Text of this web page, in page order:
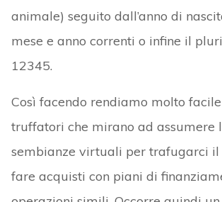
animale) seguito dall’anno di
mese e anno correnti o infine il
12345.
Così facendo rendiamo molto
truffatori che mirano ad assumere
sembianze virtuali per trafugarci il
fare acquisti con piani di